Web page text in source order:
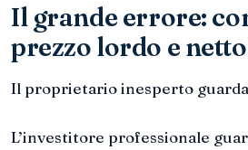
Il grande errore:
prezzo lordo e
Il proprietario inesperto
L’investitore professionale